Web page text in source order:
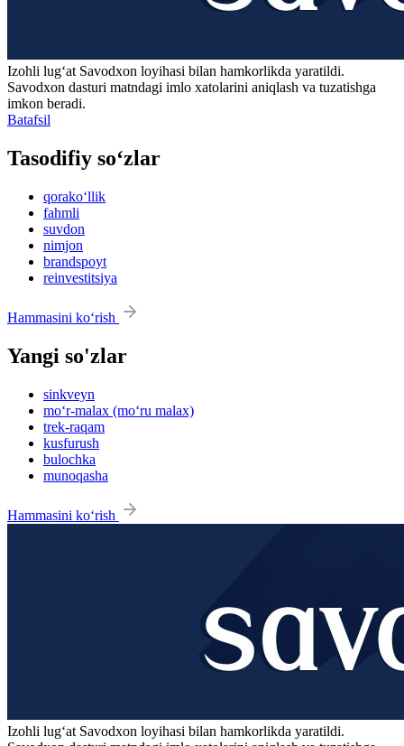
Izohli lugʻat Savodxon loyihasi bilan hamkorlikda yaratildi.
Savodxon dasturi matndagi imlo xatolarini aniqlash va tuzatishga
imkon beradi.
Batafsil
Tasodifiy so‘zlar
qorako‘llik
fahmli
suvdon
nimjon
brandspoyt
reinvestitsiya
Hammasini ko‘rish
Yangi so'zlar
sinkveyn
mo‘r-malax (mo‘ru malax)
trek-raqam
kusfurush
bulochka
munoqasha
Hammasini ko‘rish
Izohli lugʻat Savodxon loyihasi bilan hamkorlikda yaratildi.